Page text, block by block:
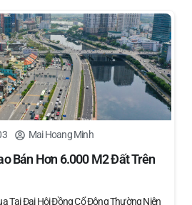
Mai Hoang Minh
Bán Hơn 6.000 M2 Đất Trên
Tại Đại Hội Đồng Cổ Đông Thường Niên